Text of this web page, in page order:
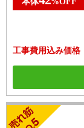
工事費用込み価格